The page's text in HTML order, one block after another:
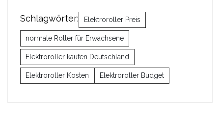
Schlagwörter: Elektroroller Preis
normale Roller für Erwachsene
Elektroroller kaufen Deutschland
Elektroroller Kosten Elektroroller Budget